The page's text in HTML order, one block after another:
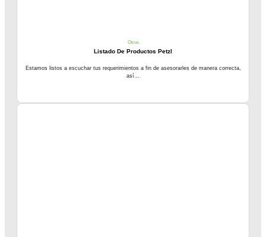
Otros
Listado De Productos Petzl
Estamos listos a escuchar tus requerimientos a fin de asesorarles de manera correcta,
así...